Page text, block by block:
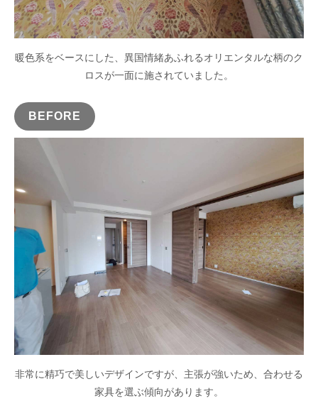
暖色系をベースにした、異国情緒あふれるオリエンタルな柄のク
ロスが一面に施されていました。
BEFORE
非常に精巧で美しいデザインですが、主張が強いため、合わせる
家具を選ぶ傾向があります。